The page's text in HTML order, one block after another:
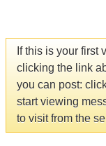
If this is your first
clicking the link
you can post:
start viewing
to visit from the